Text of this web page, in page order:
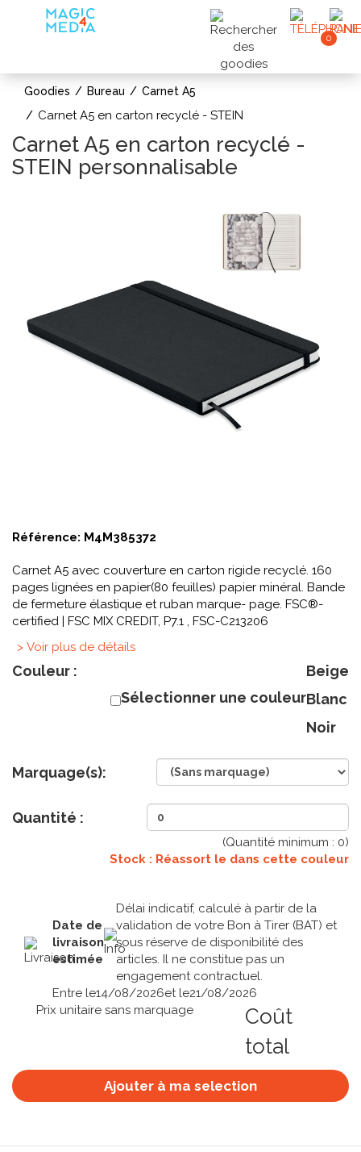
0
Goodies Bureau Carnet A5
Carnet A5 en carton recyclé - STEIN
Carnet A5 en carton recyclé -
STEIN personnalisable
Référence: M4M385372
Carnet A5 avec couverture en carton rigide recyclé. 160
pages lignées en papier(80 feuilles) papier minéral. Bande
de fermeture élastique et ruban marque- page. FSC®-
certified | FSC MIX CREDIT, P7.1 , FSC-C213206
> Voir plus de détails
Couleur :
Sélectionner une couleur
Beige
Blanc
Noir
Marquage(s):
Quantité :
(Quantité minimum : 0)
Stock : Réassort le dans cette couleur
Date de
livraison
estimée
Délai indicatif, calculé à partir de la
validation de votre Bon à Tirer (BAT) et
sous réserve de disponibilité des
articles. Il ne constitue pas un
engagement contractuel.
Entre le14/08/2026et le21/08/2026
Prix unitaire sans marquage
Coût
total
Ajouter à ma selection